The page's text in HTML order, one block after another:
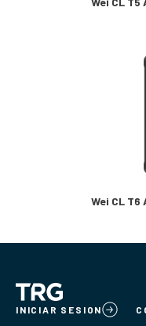
Wei CL
INICIAR SESION